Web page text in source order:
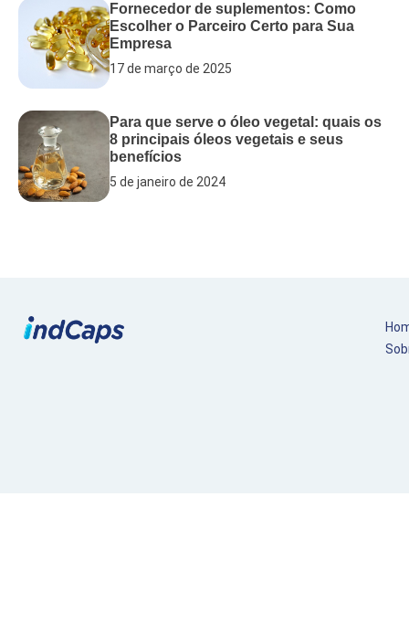
Fornecedor de suplementos: Como
Escolher o Parceiro Certo para Sua
Empresa
17 de março de 2025
Para que serve o óleo vegetal: quais os
8 principais óleos vegetais e seus
benefícios
5 de janeiro de 2024